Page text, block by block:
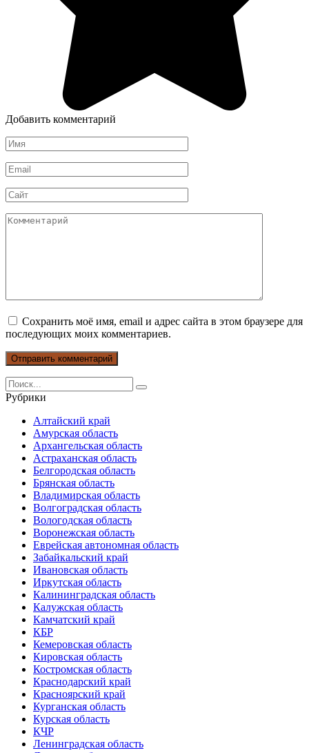
Добавить комментарий
Имя
*
Email
*
Сайт
Комментарий
Сохранить моё имя, email и адрес сайта в этом браузере для
последующих моих комментариев.
Search
for:
Рубрики
Алтайский край
Амурская область
Архангельская область
Астраханская область
Белгородская область
Брянская область
Владимирская область
Волгоградская область
Вологодская область
Воронежская область
Еврейская автономная область
Забайкальский край
Ивановская область
Иркутская область
Калининградская область
Калужская область
Камчатский край
КБР
Кемеровская область
Кировская область
Костромская область
Краснодарский край
Красноярский край
Курганская область
Курская область
КЧР
Ленинградская область